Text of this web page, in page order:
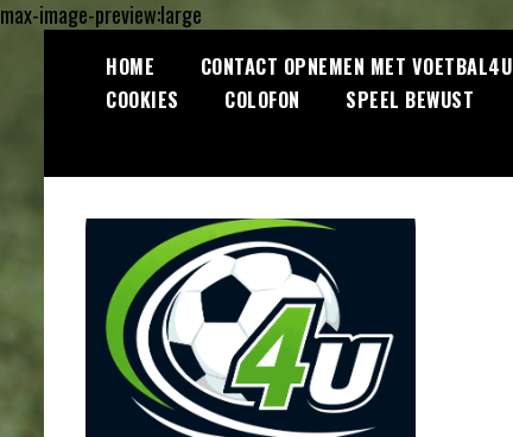
max-image-preview:large
HOME CONTACT OPNEMEN MET VOETBAL4U
COOKIES
COLOFON SPEEL BEWUST